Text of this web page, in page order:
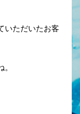
いただいたお客